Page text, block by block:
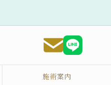
施術案内